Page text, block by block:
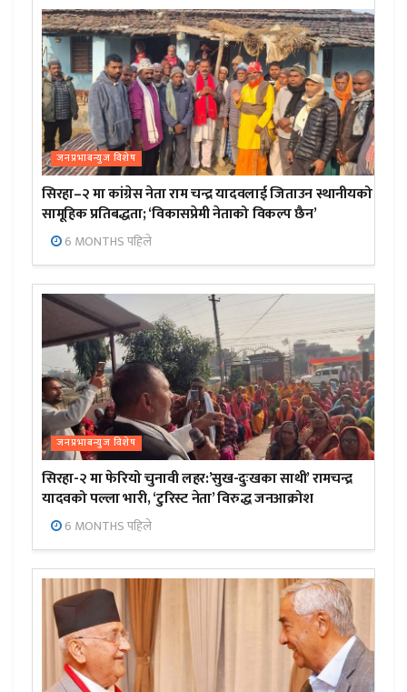
जनप्रभाबन्युज विशेष
सिरहा–२ मा कांग्रेस नेता राम चन्द्र यादवलाई जिताउन स्थानीयको
सामूहिक प्रतिबद्धता; ‘विकासप्रेमी नेताको विकल्प छैन’
6 MONTHS पहिले
जनप्रभाबन्युज विशेष
सिरहा-२ मा फेरियो चुनावी लहर:’सुख-दुःखका साथी’ रामचन्द्र
यादवको पल्ला भारी, ‘टुरिस्ट नेता’ विरुद्ध जनआक्रोश
6 MONTHS पहिले